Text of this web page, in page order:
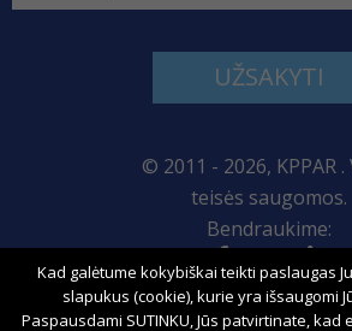
UŽSAKYTI
© 2011 - 2026, KPPAR .
teisės saugomos.
Bendraukime:
Svetainės
Kad galėtume kokybiškai teikti paslaugas
slapukus (cookie), kurie yra išsaugomi
Paspausdami SUTINKU, Jūs patvirtinate,